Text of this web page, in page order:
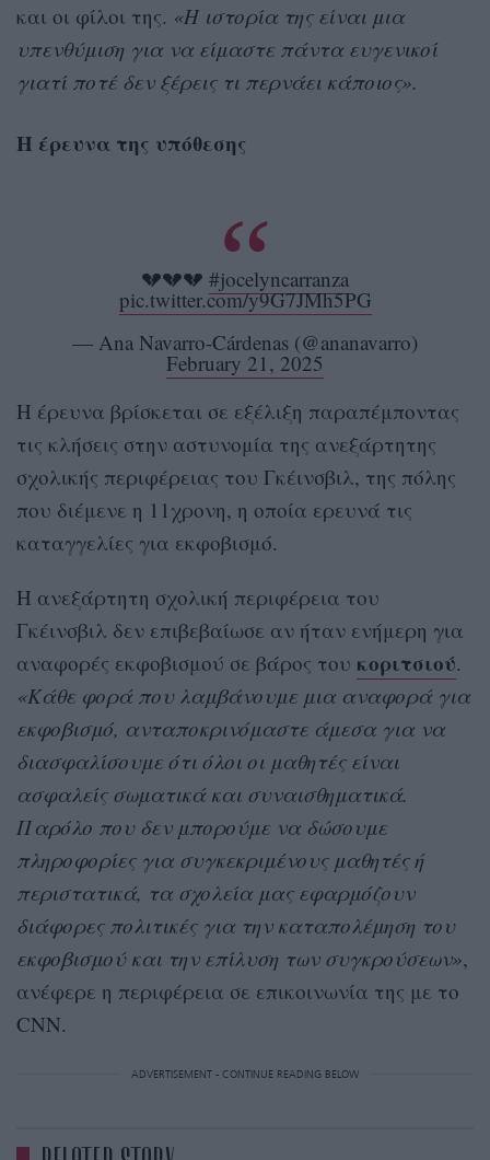
και οι φίλοι της. «Η ιστορία της είναι μια
υπενθύμιση για να είμαστε πάντα ευγενικοί
γιατί ποτέ δεν ξέρεις τι περνάει κάποιος».
Η έρευνα της υπόθεσης
💔💔💔 #jocelyncarranza
pic.twitter.com/y9G7JMh5PG
— Ana Navarro-Cárdenas (@ananavarro)
February 21, 2025
Η έρευνα βρίσκεται σε εξέλιξη παραπέμποντας
τις κλήσεις στην αστυνομία της ανεξάρτητης
σχολικής περιφέρειας του Γκέινσβιλ, της πόλης
που διέμενε η 11χρονη, η οποία ερευνά τις
καταγγελίες για εκφοβισμό.
Η ανεξάρτητη σχολική περιφέρεια του
Γκέινσβιλ δεν επιβεβαίωσε αν ήταν ενήμερη για
αναφορές εκφοβισμού σε βάρος του κοριτσιού.
«Κάθε φορά που λαμβάνουμε μια αναφορά για
εκφοβισμό, ανταποκρινόμαστε άμεσα για να
διασφαλίσουμε ότι όλοι οι μαθητές είναι
ασφαλείς σωματικά και συναισθηματικά.
Παρόλο που δεν μπορούμε να δώσουμε
πληροφορίες για συγκεκριμένους μαθητές ή
περιστατικά, τα σχολεία μας εφαρμόζουν
διάφορες πολιτικές για την καταπολέμηση του
εκφοβισμού και την επίλυση των συγκρούσεων»,
ανέφερε η περιφέρεια σε επικοινωνία της με το
CNN.
ADVERTISEMENT - CONTINUE READING BELOW